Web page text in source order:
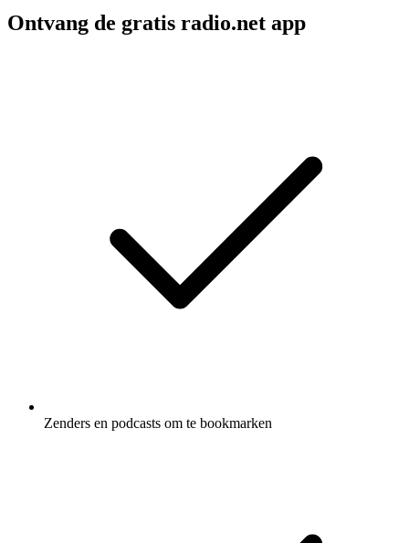
Ontvang de gratis radio.net app
Zenders en podcasts om te bookmarken